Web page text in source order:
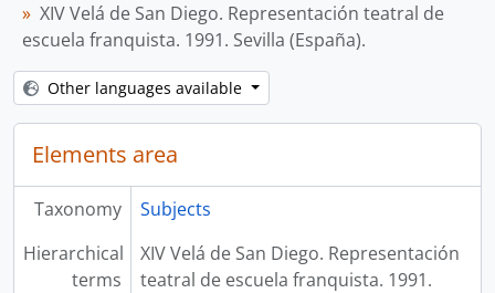
XIV Velá de San Diego. Representación teatral de
escuela franquista. 1991. Sevilla (España).
Other languages available
Elements area
Taxonomy
Subjects
Hierarchical
terms
XIV Velá de San Diego. Representación
teatral de escuela franquista. 1991.